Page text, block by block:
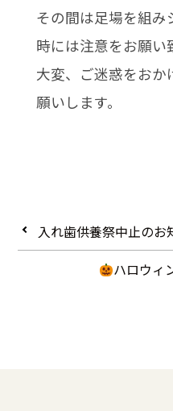
その間は足場を組
時には注意をお願い
大変、ご迷惑をおか
願いします。
入れ歯供養祭中止のお
ハロウィ